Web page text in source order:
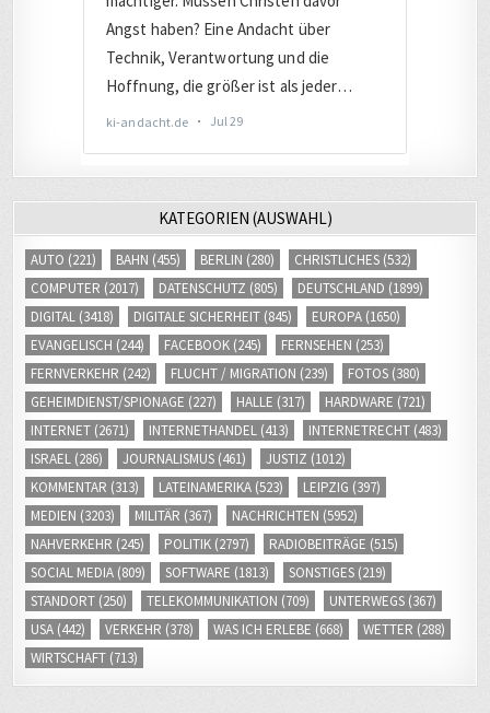
KATEGORIEN (AUSWAHL)
AUTO (221) BAHN (455) BERLIN (280) CHRISTLICHES (532)
COMPUTER (2017) DATENSCHUTZ (805) DEUTSCHLAND (1899)
DIGITAL (3418) DIGITALE SICHERHEIT (845) EUROPA (1650)
EVANGELISCH (244) FACEBOOK (245) FERNSEHEN (253)
FERNVERKEHR (242) FLUCHT / MIGRATION (239) FOTOS (380)
GEHEIMDIENST/SPIONAGE (227) HALLE (317) HARDWARE (721)
INTERNET (2671) INTERNETHANDEL (413) INTERNETRECHT (483)
ISRAEL (286) JOURNALISMUS (461) JUSTIZ (1012)
KOMMENTAR (313) LATEINAMERIKA (523) LEIPZIG (397)
MEDIEN (3203) MILITÄR (367) NACHRICHTEN (5952)
NAHVERKEHR (245) POLITIK (2797) RADIOBEITRÄGE (515)
SOCIAL MEDIA (809) SOFTWARE (1813) SONSTIGES (219)
STANDORT (250) TELEKOMMUNIKATION (709) UNTERWEGS (367)
USA (442) VERKEHR (378) WAS ICH ERLEBE (668) WETTER (288)
WIRTSCHAFT (713)